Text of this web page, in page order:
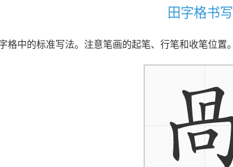
田字格书写
格中的标准写法。注意笔画的起笔、行笔和收笔位置。